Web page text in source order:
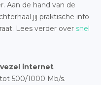
Aan de hand van de
jij praktische info
Lees verder over snel
internet
500/1000 Mb/s.